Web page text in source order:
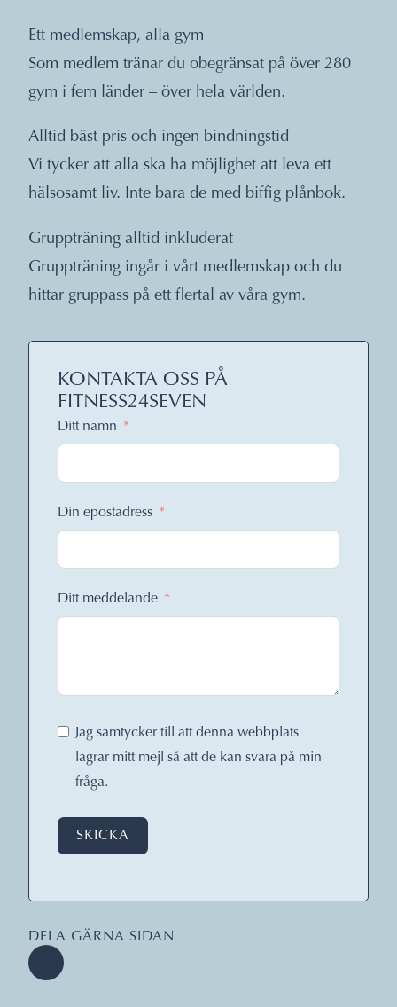
Ett medlemskap, alla gym
Som medlem tränar du obegränsat på över 280
gym i fem länder – över hela världen.
Alltid bäst pris och ingen bindningstid
Vi tycker att alla ska ha möjlighet att leva ett
hälsosamt liv. Inte bara de med biffig plånbok.
Gruppträning alltid inkluderat
Gruppträning ingår i vårt medlemskap och du
hittar gruppass på ett flertal av våra gym.
KONTAKTA OSS PÅ
FITNESS24SEVEN
Ditt namn
Din epostadress
Ditt meddelande
Jag samtycker till att denna webbplats
lagrar mitt mejl så att de kan svara på min
fråga.
SKICKA
DELA GÄRNA SIDAN